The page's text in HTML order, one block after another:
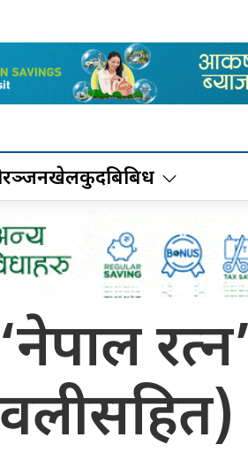
खेलकुदबिबिध
रत्न’